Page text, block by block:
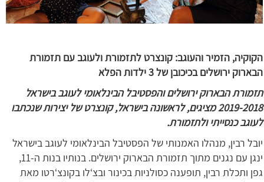
הקוקיה, הזמיר והעוגב: קונצרט לתזמורת ולעוגב עם תזמורת
הבארוק ירושלים בכיכובן של 3 ילדות הפלא
תזמורת הבארוק ירושלים והפסטיבל הבינלאומי לעוגב בישראל
2019-2018 מציגים, לראשונה בישראל, קונצרט של יצירות שנכתבו
לעוגב כנסייתי ולתזמורת.
יובל רבין, מנהלו האמנותי של הפסטיבל הבינלאומי לעוגב בישראל
ינגן עם נגנים מתוך תזמורת הבארוק ירושלים. בנותיו בנות ה-11,
גפן ותכלת רבין, תופענה כסולניות בכינור ובצ‘לו בקונצ‘רטו מאת